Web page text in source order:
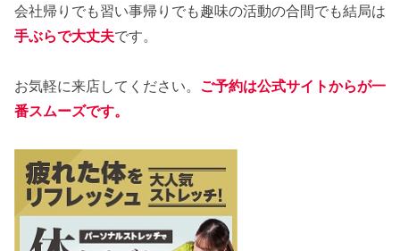
会社帰りでも習い事帰りでも趣味の活動の合間でも結局は
手ぶらで大丈夫です。
お気軽に来店してください。 ご予約は公式サイトからが一
番スムーズです。